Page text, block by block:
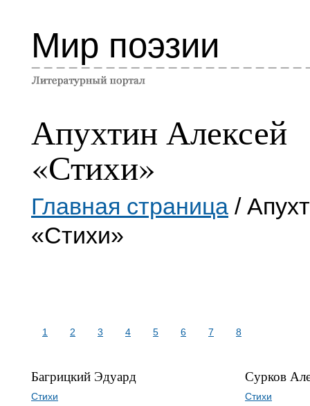
Мир поэзии
Апухтин Алексей
«Стихи»
Главная страница /
«Стихи»
1 2 3 4 5 6 7 8
Багрицкий Эдуард
Стихи
Сурков
Стихи